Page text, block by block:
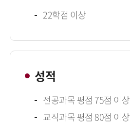
22학점 이상
성적
전공과목 평점 75점 이상
교직과목 평점 80점 이상